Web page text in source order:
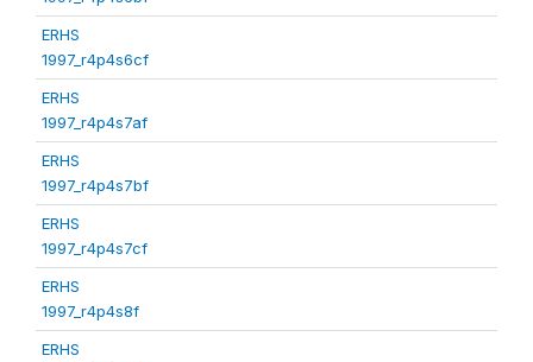
ERHS
1997_r4p4s6cf
ERHS
1997_r4p4s7af
ERHS
1997_r4p4s7bf
ERHS
1997_r4p4s7cf
ERHS
1997_r4p4s8f
ERHS